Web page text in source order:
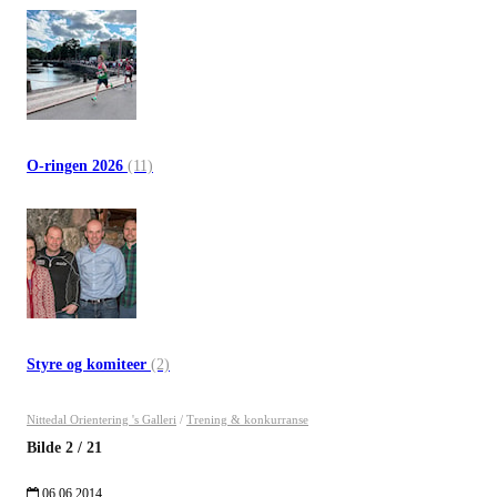
O-ringen 2026 (11)
Styre og komiteer (2)
Nittedal Orientering 's Galleri / Trening & konkurranse
Bilde 2 / 21
06.06.2014